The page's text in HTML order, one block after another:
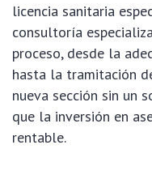
licencia sanitaria
consultoría
proceso, desde la
hasta la tramitación
nueva sección sin un
que la inversión en
rentable.